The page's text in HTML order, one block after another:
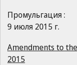
Промульгация :
9 июля 2015 г.
Amendments to
2015